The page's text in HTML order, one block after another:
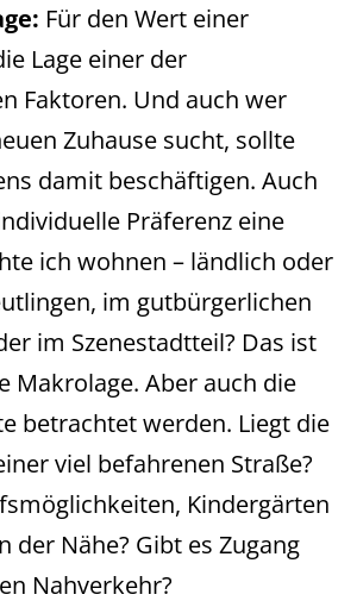
Für den Wert einer
Lage einer der
Faktoren. Und auch wer
Zuhause sucht, sollte
damit beschäftigen. Auch
Präferenz eine
ich wohnen – ländlich oder
im gutbürgerlichen
im Szenestadtteil? Das ist
Makrolage. Aber auch die
betrachtet werden. Liegt die
viel befahrenen Straße?
Kindergärten
der Nähe? Gibt es Zugang
Nahverkehr?